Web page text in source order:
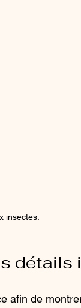
insectes.
afin de